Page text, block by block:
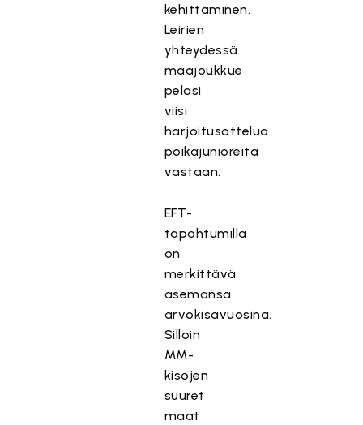
kehittäminen.
Leirien
yhteydessä
maajoukkue
pelasi
viisi
harjoitusottelua
poikajunioreita
vastaan.
EFT-
tapahtumilla
on
merkittävä
asemansa
arvokisavuosina.
Silloin
MM-
kisojen
suuret
maat